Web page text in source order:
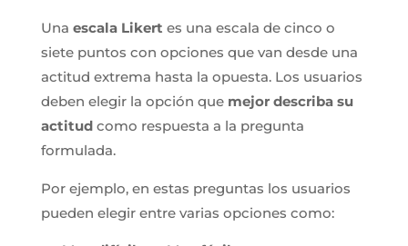
Una escala Likert es una escala de cinco o
siete puntos con opciones que van desde una
actitud extrema hasta la opuesta. Los usuarios
deben elegir la opción que mejor describa su
actitudcomo respuesta a la pregunta
formulada.
Por ejemplo, en estas preguntas los usuarios
pueden elegir entre varias opciones como: